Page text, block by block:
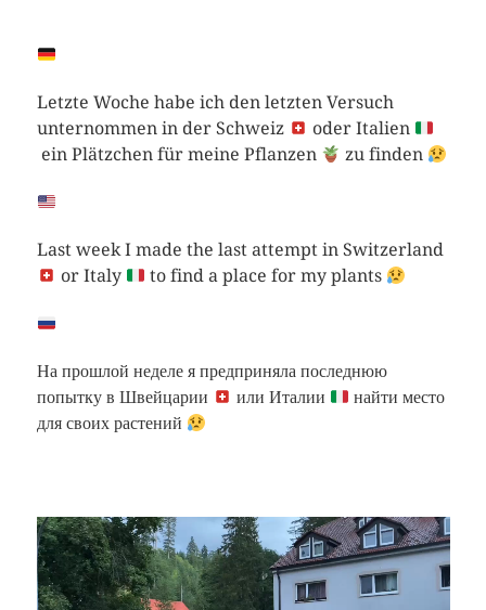
Letzte Woche habe ich den letzten Versuch
unternommen in der Schweiz
oder Italien
ein Plätzchen für meine Pflanzen
zu finden
Last week I made the last attempt in Switzerland
or Italy
to find a place for my plants
На прошлой неделе я предприняла последнюю
попытку в Швейцарии
или Италии
найти место
для своих растений